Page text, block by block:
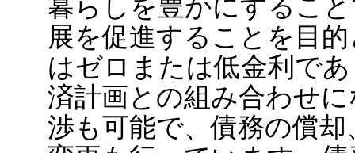
暮らしを豊かにするこ
展を促進することを目
はゼロまたは低金利で
済計画との組み合わせ
渉も可能で、債務の償